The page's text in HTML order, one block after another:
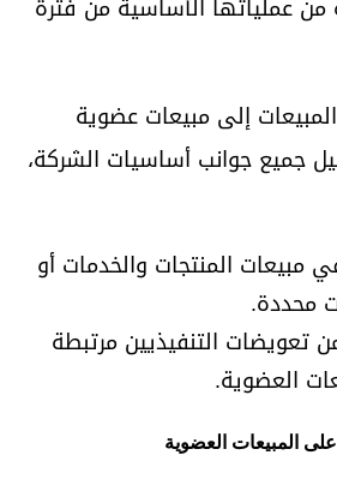
عملياتها الأساسية من فترة
إلى مبيعات عضوية
جميع جوانب أساسيات الشركة،
مبيعات المنتجات والخدمات أو
محددة.
تعويضات التنفيذيين مرتبطة
العضوية.
المبيعات العضوية